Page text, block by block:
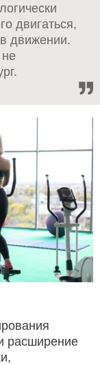
двигаться,
движении.
расширение